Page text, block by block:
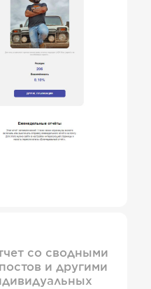
со сводными
и другими